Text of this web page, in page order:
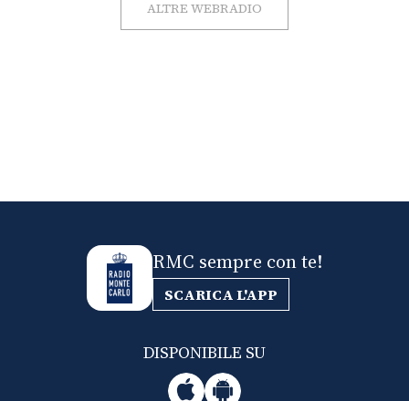
ALTRE WEBRADIO
RMC sempre con te!
SCARICA L'APP
DISPONIBILE SU